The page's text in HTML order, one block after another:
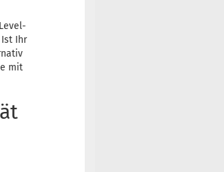
Ist Ihr
mit